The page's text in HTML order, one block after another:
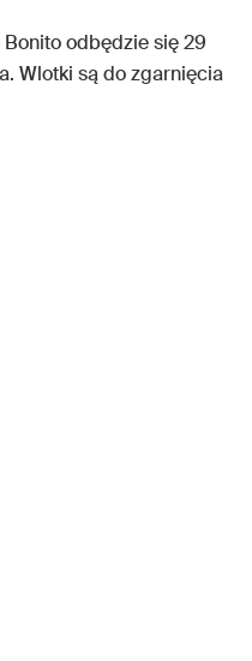
odbędzie się 29
Wlotki są do zgarnięcia